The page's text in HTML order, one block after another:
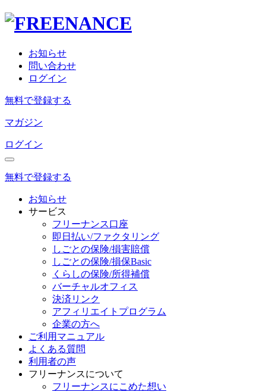
お知らせ
問い合わせ
ログイン
無料で登録する
マガジン
ログイン
無料で登録する
お知らせ
サービス
フリーナンス口座
即日払い/ファクタリング
しごとの保険/損害賠償
しごとの保険/損保Basic
くらしの保険/所得補償
バーチャルオフィス
決済リンク
アフィリエイトプログラム
企業の方へ
ご利用マニュアル
よくある質問
利用者の声
フリーナンスについて
フリーナンスにこめた想い